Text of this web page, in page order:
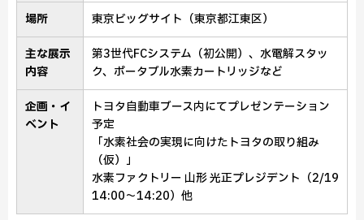
場所 東京ビッグサイト（東京都江東区）
主な展示
内容
第3世代FCシステム（初公開）、水電解スタッ
ク、ポータブル水素カートリッジなど
企画・イ
ベント
トヨタ自動車ブース内にてプレゼンテーション
予定
「水素社会の実現に向けたトヨタの取り組み
（仮）」
水素ファクトリー 山形 光正プレジデント（2/19
14:00～14:20）他